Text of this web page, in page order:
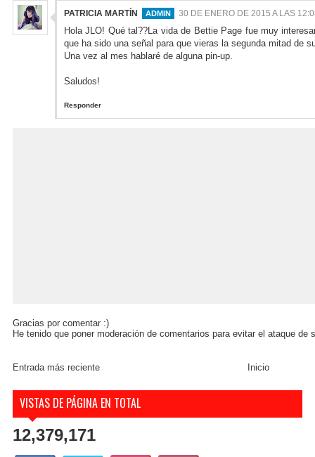
PATRICIA MARTÍN 30 DE ENERO DE 2015 A LAS
Hola JLO! Qué tal??La vida de Bettie Page fue muy
que ha sido una señal para que vieras la segunda mitad de
Una vez al mes hablaré de alguna pin-up.
Saludos!
Responder
Gracias por comentar :)
He tenido que poner moderación de comentarios para evitar el ataque de
Entrada más reciente Inicio
VISTAS DE PÁGINA EN TOTAL
12,379,171